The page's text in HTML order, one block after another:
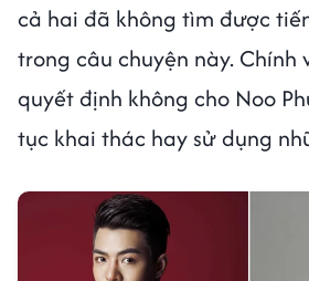
cả hai đã không tìm được
trong câu chuyện này. Chính
quyết định không cho Noo
tục khai thác hay sử dụng